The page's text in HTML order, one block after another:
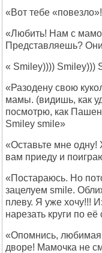
«Вот тебе
«Любить! Нам с
Представляешь?
« Smilеy)))) Smilеy)))
«Разодену свою
мамы. (видишь, как
посмотрю, как
Smilеy smilе»
«Оставьте мне одну!
вам приеду и
«Постараюсь. Но
зацелуем smilе.
плеву. Я уже хочу!!!
нарезать круги по её
«Опомнись,
дворе! Мамочка не